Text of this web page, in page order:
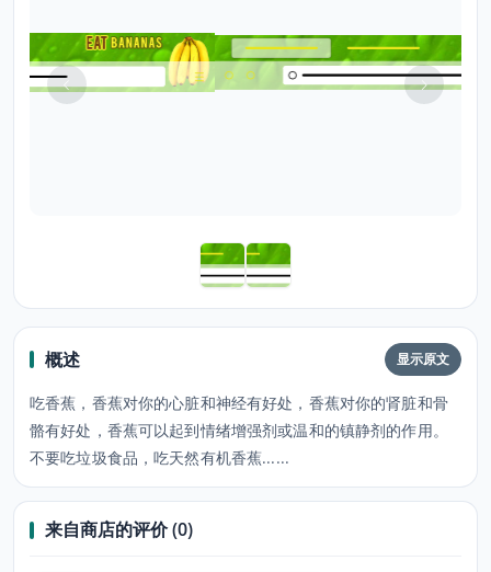
概述 显示原文
吃香蕉，香蕉对你的心脏和神经有好处，香蕉对你的肾脏和骨
骼有好处，香蕉可以起到情绪增强剂或温和的镇静剂的作用。
不要吃垃圾食品，吃天然有机香蕉......
来自商店的评价 (0)